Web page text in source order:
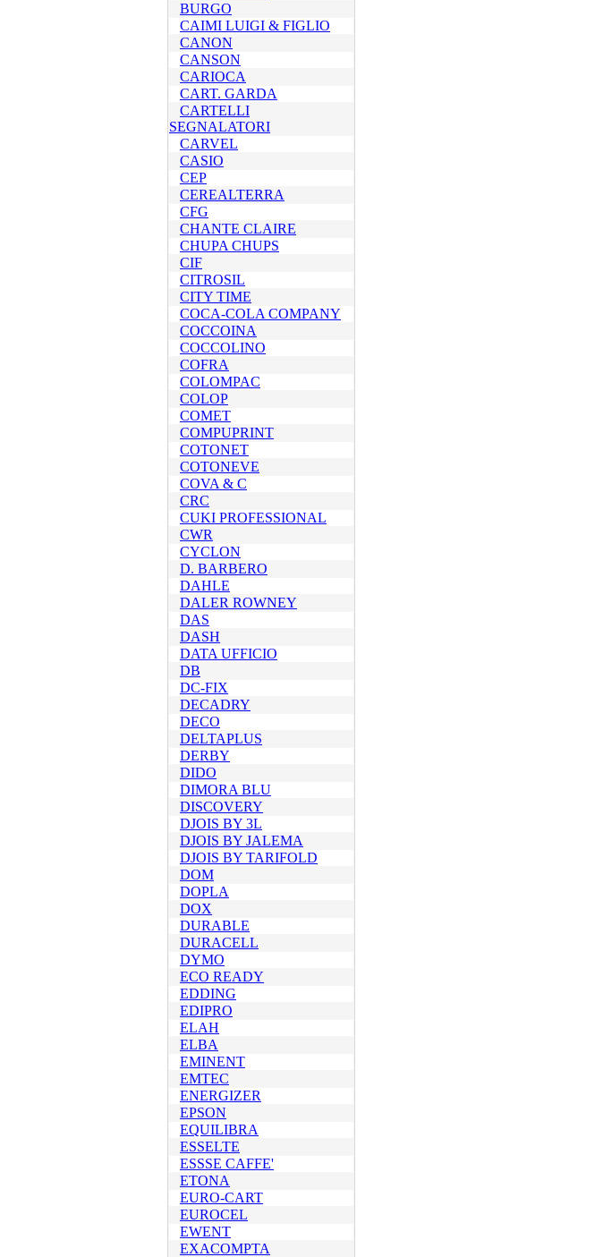
BURGO
CAIMI LUIGI & FIGLIO
CANON
CANSON
CARIOCA
CART. GARDA
CARTELLI
SEGNALATORI
CARVEL
CASIO
CEP
CEREALTERRA
CFG
CHANTE CLAIRE
CHUPA CHUPS
CIF
CITROSIL
CITY TIME
COCA-COLA COMPANY
COCCOINA
COCCOLINO
COFRA
COLOMPAC
COLOP
COMET
COMPUPRINT
COTONET
COTONEVE
COVA & C
CRC
CUKI PROFESSIONAL
CWR
CYCLON
D. BARBERO
DAHLE
DALER ROWNEY
DAS
DASH
DATA UFFICIO
DB
DC-FIX
DECADRY
DECO
DELTAPLUS
DERBY
DIDO
DIMORA BLU
DISCOVERY
DJOIS BY 3L
DJOIS BY JALEMA
DJOIS BY TARIFOLD
DOM
DOPLA
DOX
DURABLE
DURACELL
DYMO
ECO READY
EDDING
EDIPRO
ELAH
ELBA
EMINENT
EMTEC
ENERGIZER
EPSON
EQUILIBRA
ESSELTE
ESSSE CAFFE'
ETONA
EURO-CART
EUROCEL
EWENT
EXACOMPTA